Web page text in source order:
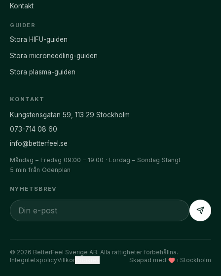
Kontakt
GUIDER
Stora HIFU-guiden
Stora microneedling-guiden
Stora plasma-guiden
KONTAKT
Kungstensgatan 59 113 29 Stockholm
073-714 08 60
info@betterfeel.se
Måndag – Fredag 09:00 – 19:00 · Lördag – Söndag Stängt
5 min från Odenplan
NYHETSBREV
© 2026 BetterFeel Sverige AB. Alla rättigheter förbehållna.
IntegritetspolicyVillkor Skapad med i Stockholm